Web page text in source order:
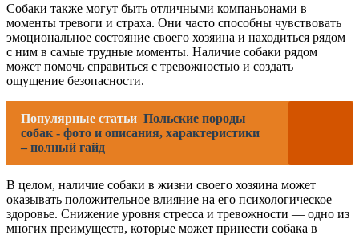
Собаки также могут быть отличными компаньонами в
моменты тревоги и страха. Они часто способны чувствовать
эмоциональное состояние своего хозяина и находиться рядом
с ним в самые трудные моменты. Наличие собаки рядом
может помочь справиться с тревожностью и создать
ощущение безопасности.
Популярные статьи Польские породы
собак - фото и описания, характеристики
– полный гайд
В целом, наличие собаки в жизни своего хозяина может
оказывать положительное влияние на его психологическое
здоровье. Снижение уровня стресса и тревожности — одно из
многих преимуществ, которые может принести собака в